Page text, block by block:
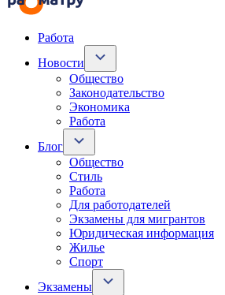
Работа
Новости
Общество
Законодательство
Экономика
Работа
Блог
Общество
Стиль
Работа
Для работодателей
Экзамены для мигрантов
Юридическая информация
Жилье
Спорт
Экзамены